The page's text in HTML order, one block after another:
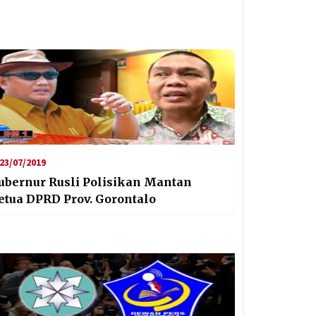
07/2019
Rusli Polisikan Mantan
DPRD Prov. Gorontalo